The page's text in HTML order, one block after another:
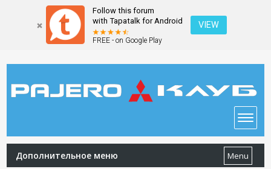
Follow this forum
with Tapatalk for Android
FREE - on Google Play
VIEW
Дополнительное меню Menu